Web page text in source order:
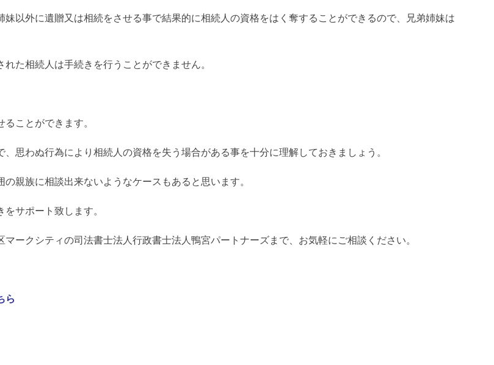
以外に遺贈又は相続をさせる事で結果的に相続人の資格をはく奪することができるので、兄弟姉妹は
れた相続人は手続きを行うことができません。
ことができます。
思わぬ行為により相続人の資格を失う場合がある事を十分に理解しておきましょう。
親族に相談出来ないようなケースもあると思います。
サポート致します。
ークシティの司法書士法人行政書士法人鴨宮パートナーズまで、お気軽にご相談ください。
ら